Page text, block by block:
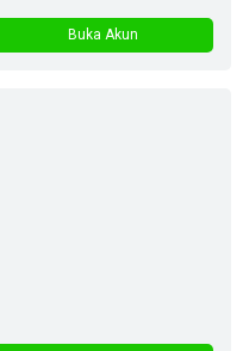
Buka Akun